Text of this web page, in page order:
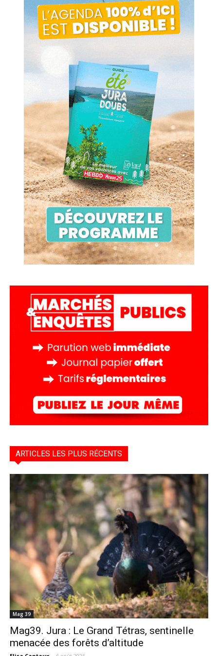
ARTICLES LES PLUS RÉCENTS
Mag 39
Mag39. Jura : Le Grand Tétras, sentinelle
menacée des forêts d’altitude